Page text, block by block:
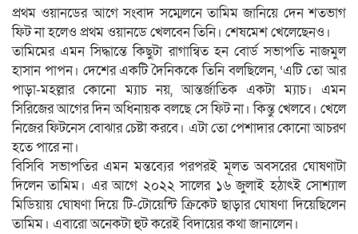
প্রথম ওয়ানডের আগে সংবাদ সম্মেলনে তামিম জানিয়ে দেন শতভাগ
ফিট না হলেও প্রথম ওয়ানডে খেলবেন তিনি। শেষমেশ খেলেছেনও।
তামিমের এমন সিদ্ধান্তে কিছুটা রাগান্বিত হন বোর্ড সভাপতি নাজমুল
হাসান পাপন। দেশের একটি দৈনিককে তিনি বলছিলেন, ‘এটি তো আর
পাড়া-মহল্লার কোনো ম্যাচ নয়, আন্তর্জাতিক একটা ম্যাচ। এমন
সিরিজের আগের দিন অধিনায়ক বলছে সে ফিট না। কিন্তু খেলবে। খেলে
নিজের ফিটনেস বোঝার চেষ্টা করবে। এটা তো পেশাদার কোনো আচরণ
হতে পারে না।
বিসিবি সভাপতির এমন মন্তব্যের পরপরই মূলত অবসরের ঘোষণাটা
দিলেন তামিম। এর আগে ২০২২ সালের ১৬ জুলাই হঠাৎই সোশ্যাল
মিডিয়ায় ঘোষণা দিয়ে টি-টোয়েন্টি ক্রিকেট ছাড়ার ঘোষণা দিয়েছিলেন
তামিম। এবারো অনেকটা হুট করেই বিদায়ের কথা জানালেন।